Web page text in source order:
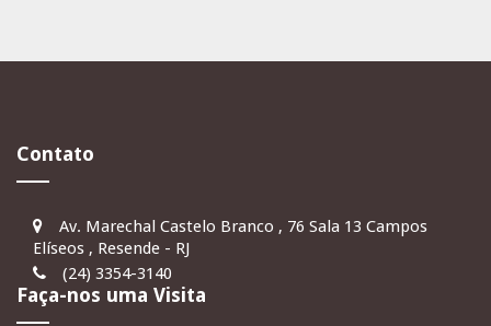
Contato
Av. Marechal Castelo Branco , 76 Sala 13 Campos
Elíseos , Resende - RJ
(24) 3354-3140
Faça-nos uma Visita